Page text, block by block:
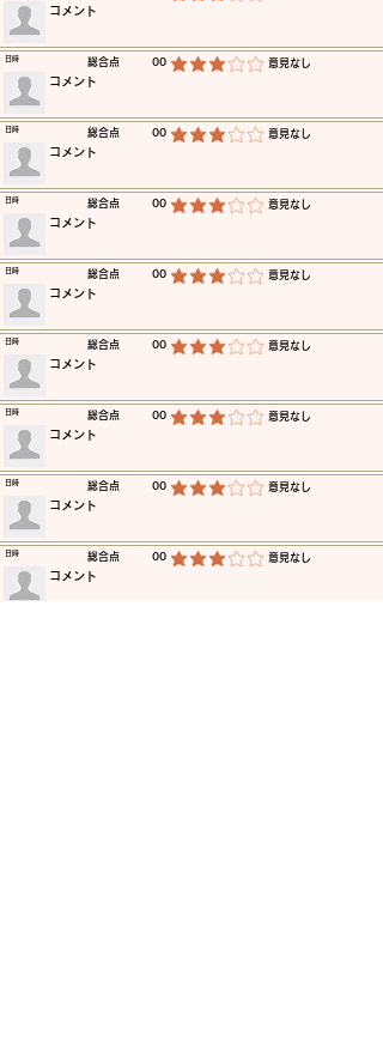
​コメント
​総合点 00 平均評価 3 /5 ​意見なし
​日時
​コメント
​総合点 00 平均評価 3 /5 ​意見なし
​日時
​コメント
​総合点 00 平均評価 3 /5 ​意見なし
​日時
​コメント
​総合点 00 平均評価 3 /5 ​意見なし
​日時
​コメント
​総合点 00 平均評価 3 /5 ​意見なし
​日時
​コメント
​総合点 00 平均評価 3 /5 ​意見なし
​日時
​コメント
​総合点 00 平均評価 3 /5 ​意見なし
​日時
​コメント
​総合点 00 平均評価 3 /5 ​意見なし
​日時
​コメント